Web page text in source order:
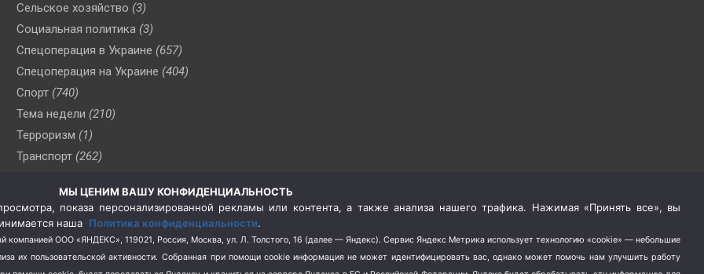
Сельское хозяйство (3)
Социальная политика (3)
Спецоперация в Украине (657)
Спецоперация на Украине (404)
Спорт (740)
Тема недели (210)
Терроризм (1)
Транспорт (262)
(76)
Цены (2)
Школа и спорт (2)
Экология (8)
МЫ ЦЕНИМ ВАШУ КОНФИДЕНЦИАЛЬНОСТЬ
показа персонализированной рекламы или контента, а также анализа нашего трафика. Нажимая «Принять все», вы
наша Политика конфиденциальности.
компанией ООО «ЯНДЕКС», 119021, Россия, Москва, ул. Л. Толстого, 16 (далее — Яндекс). Сервис Яндекс Метрика использует технологию «cookie» — небольшие
их пользовательской активности. Собранная при помощи cookie информация не может идентифицировать вас, однако может помочь нам улучшить работу